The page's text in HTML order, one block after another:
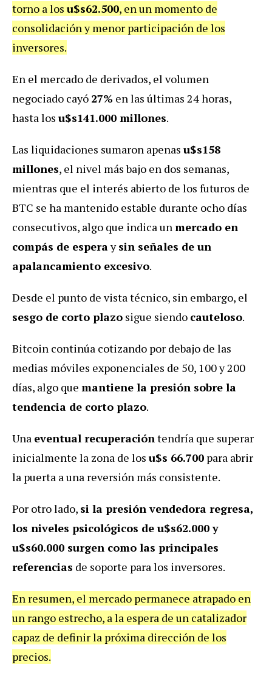
torno a los u$s62.500, en un momento de
consolidación y menor participación de los
inversores.
En el mercado de derivados, el volumen
negociado cayó 27% en las últimas 24 horas,
hasta los u$s141.000 millones.
Las liquidaciones sumaron apenas u$s158
millones, el nivel más bajo en dos semanas,
mientras que el interés abierto de los futuros de
BTC se ha mantenido estable durante ocho días
consecutivos, algo que indica unmercado en
compás de esperaysin señales de un
apalancamiento excesivo.
Desde el punto de vista técnico, sin embargo, el
sesgo de corto plazo sigue siendo cauteloso.
Bitcoin continúa cotizando por debajo de las
medias móviles exponenciales de 50, 100 y 200
días, algo que mantiene la presión sobre la
tendencia de corto plazo.
Una eventual recuperacióntendría que superar
inicialmente la zona de los u$s 66.700 para abrir
la puerta a una reversión más consistente.
Por otro lado, si la presión vendedora regresa,
los niveles psicológicos de u$s62.000 y
u$s60.000 surgen como las principales
referencias de soporte para los inversores.
En resumen, el mercado permanece atrapado en
un rango estrecho, a la espera de un catalizador
capaz de definir la próxima dirección de los
precios.